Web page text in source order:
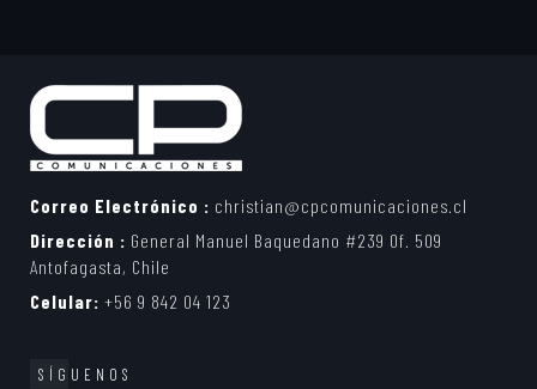
Correo Electrónico : christian@cpcomunicaciones.cl
Dirección : General Manuel Baquedano #239 Of. 509
Antofagasta, Chile
Celular: +56 9 842 04 123
SÍGUENOS